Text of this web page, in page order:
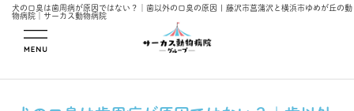
犬の口臭は歯周病が原因ではない？｜歯以外の口臭の原因 | 藤沢市菖蒲沢と横浜市ゆめが丘の動
物病院｜サーカス動物病院